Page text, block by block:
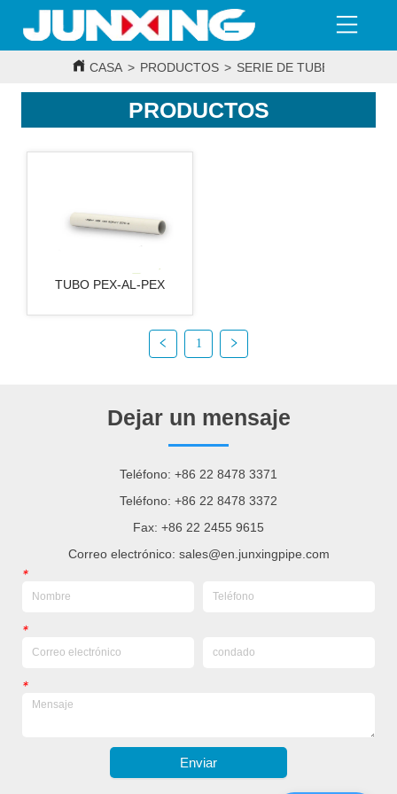
CASA > PRODUCTOS > SERIE DE TUBERÍAS
PRODUCTOS
TUBO PEX-AL-PEX
1
Dejar un mensaje
Teléfono: +86 22 8478 3371
Teléfono: +86 22 8478 3372
Fax: +86 22 2455 9615
Correo electrónico: sales@en.junxingpipe.com
*
*
*
Enviar